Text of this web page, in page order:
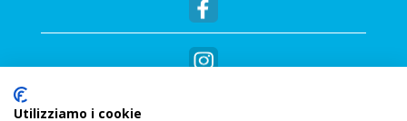
Utilizziamo i cookie